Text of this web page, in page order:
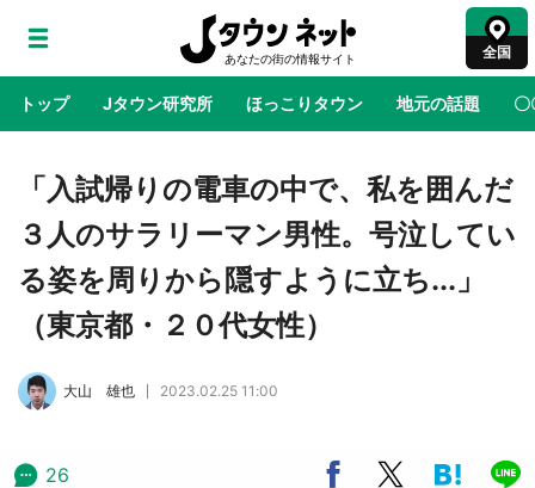
全国
トップ Jタウン研究所 ほっこりタウン 地元の話題 〇
地域×二次元 絶景 あの時はありがとう 物語がはじ
鳥取・境港「ゲゲゲの妖怪楽園」限定だった鬼
太郎グッズ買える 銀座・博品館TOY PARKへ
急げ【8／8～31】
公式プロモ動画で「聖地」が生産されてます
『薬屋のひとりごと』の〝舞〟の世界に入り込
「入試帰りの電車の中で、私を囲んだ
３人のサラリーマン男性。号泣してい
る姿を周りから隠すように立ち...」
（東京都・２０代女性）
大山 雄也 2023.02.25 11:00
26